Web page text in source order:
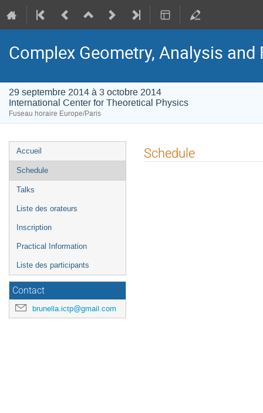
Complex Geometry, Analysis
29 septembre 2014 à 3 octobre 2014
International Center for Theoretical Physics
Fuseau horaire Europe/Paris
Menu
de
l'événement
Accueil
Schedule
Talks
Liste des orateurs
Inscription
Practical Information
Liste des participants
Contact
brunella.ictp@gmail.com
Schedule